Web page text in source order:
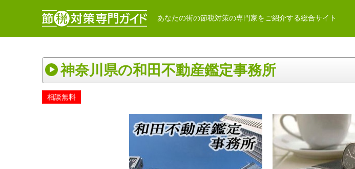
あなたの街の節税対策の専門家をご紹介する総合サイト
神奈川県の和田不動産鑑定事務所
相談無料